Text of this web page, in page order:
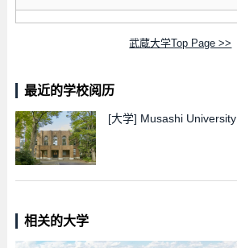
武蔵大学Top Page >>
最近的学校阅历
[大学] Musashi University
相关的大学